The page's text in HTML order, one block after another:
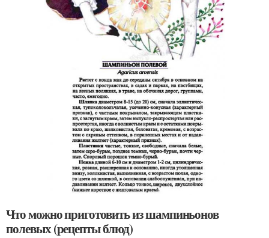
Что можно приготовить из шампиньонов
полевых (рецепты блюд)